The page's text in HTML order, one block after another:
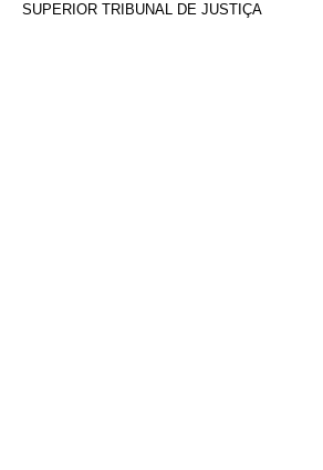
SUPERIOR TRIBUNAL DE JUSTIÇA